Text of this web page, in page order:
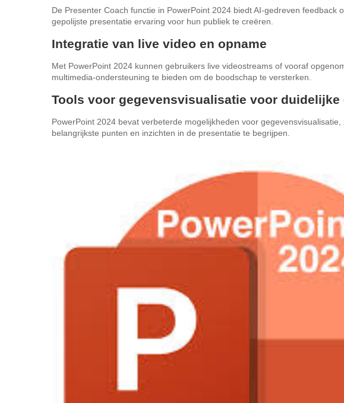
De Presenter Coach functie in PowerPoint 2024 biedt AI-gedreven
gepolijste presentatie ervaring voor hun publiek te creëren.
Integratie van live video en opname
Met PowerPoint 2024 kunnen gebruikers live videostreams of vooraf
multimedia-ondersteuning te bieden om de boodschap te versterken.
Tools voor gegevensvisualisatie voor duidelijke
PowerPoint 2024 bevat verbeterde mogelijkheden voor
belangrijkste punten en inzichten in de presentatie te begrijpen.